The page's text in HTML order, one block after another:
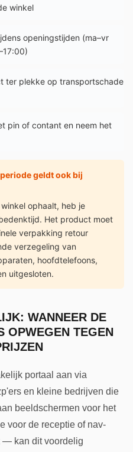
winkel
openingstijden (ma–vr
ter plekke op transportschade
pin of contant en neem het
geldt ook bij
ophaalt, heb je
Het product moet
verpakking retour
verzegeling van
hoofdtelefoons,
uitgesloten.
WANNEER DE
OPWEGEN TEGEN
portaal aan via
en kleine bedrijven die
beeldschermen voor het
voor de receptie of nav-
— kan dit voordelig